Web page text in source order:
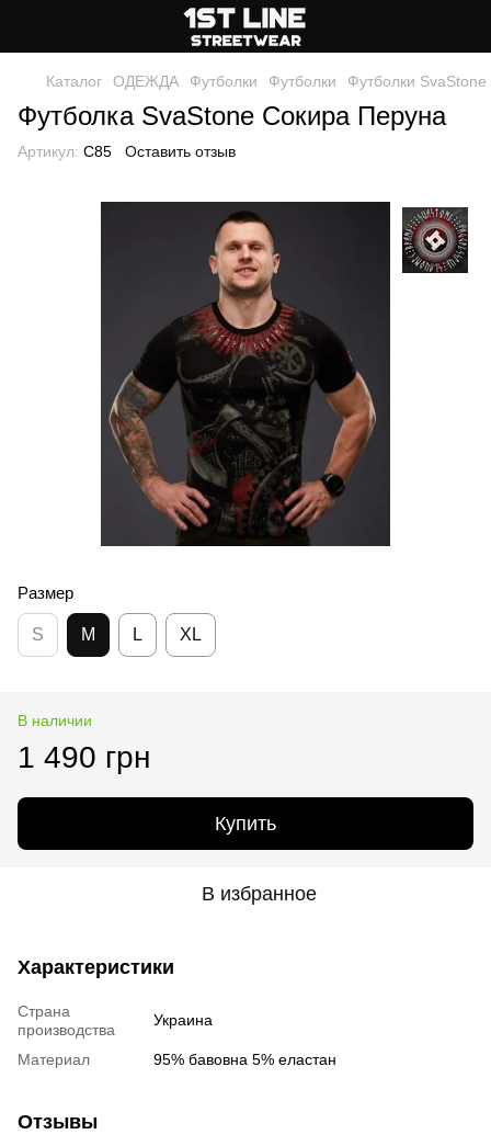
Каталог ОДЕЖДА Футболки Футболки Футболки SvaStone
Футболка SvaStone Сокира Перуна
Артикул: C85 Оставить отзыв
Размер
S M L XL
В наличии
1 490 грн
Купить
В избранное
Характеристики
Страна
производства
Украина
Материал 95% бавовна 5% еластан
Отзывы